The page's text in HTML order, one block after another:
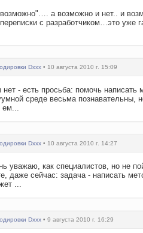
а возможно и нет.. и
с разработчиком…это
Dxxx • 10 августа 2010 г. 15:09
- есть просьба: помочь
среде весьма познавательны,
ем...
Dxxx • 10 августа 2010 г. 14:27
уважаю, как специалистов, но не
даже сейчас: задача - написать
...
Dxxx • 9 августа 2010 г. 16:29